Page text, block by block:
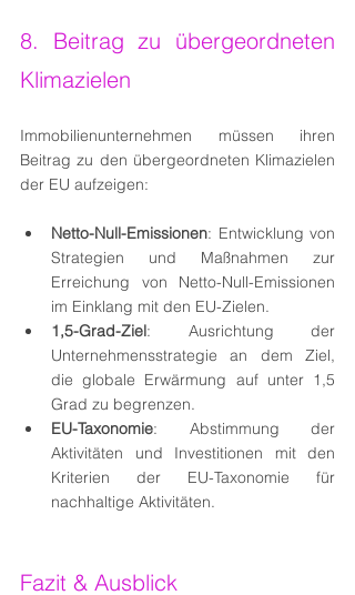
8. Beitrag zu übergeordneten
Klimazielen
Immobilienunternehmen müssen ihren
Beitrag zu den übergeordneten Klimazielen
der EU aufzeigen:
Netto-Null-Emissionen: Entwicklung von
Strategien und Maßnahmen zur
Erreichung von Netto-Null-Emissionen
im Einklang mit den EU-Zielen.
1,5-Grad-Ziel: Ausrichtung der
Unternehmensstrategie an dem Ziel,
die globale Erwärmung auf unter 1,5
Grad zu begrenzen.
EU-Taxonomie: Abstimmung der
Aktivitäten und Investitionen mit den
Kriterien der EU-Taxonomie für
nachhaltige Aktivitäten.
Fazit & Ausblick